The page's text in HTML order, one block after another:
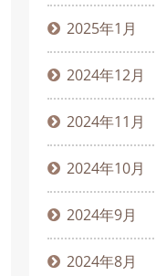
2025年1月
2024年12月
2024年11月
2024年10月
2024年9月
2024年8月